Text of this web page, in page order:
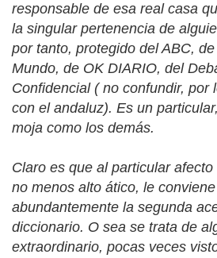
responsable de esa real casa
la singular pertenencia de
por tanto, protegido del ABC,
Mundo, de OK DIARIO, del
Confidencial ( no confundir, por
con el andaluz). Es un
moja como los demás.
Claro es que al particular
no menos alto ático, le
abundantemente la segunda
diccionario. O sea se trata de
extraordinario, pocas veces